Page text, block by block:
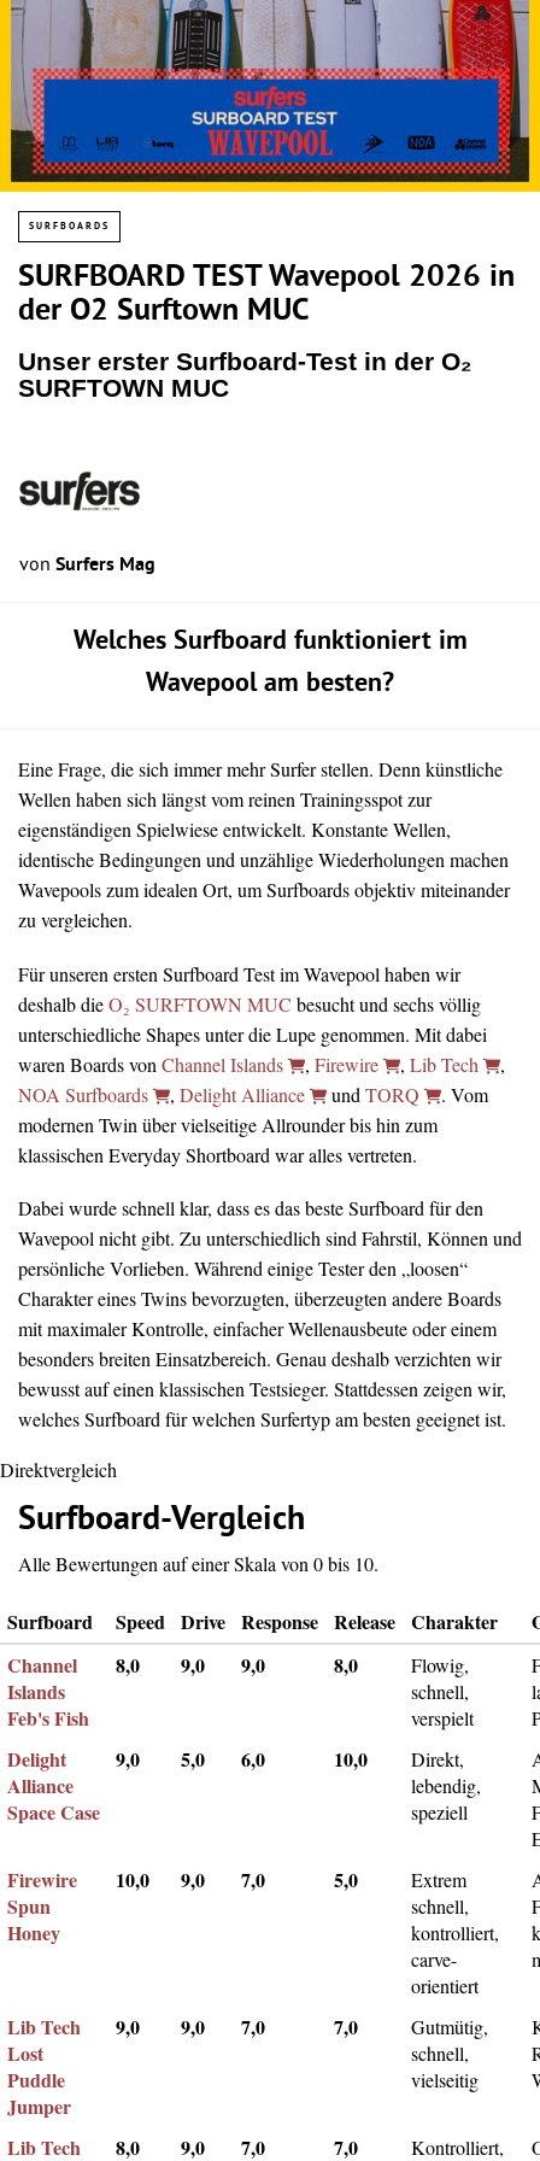
SURFBOARDS
SURFBOARD TEST Wavepool 2026 in
der O2 Surftown MUC
Unser erster Surfboard-Test in der O₂
SURFTOWN MUC
von Surfers Mag
Welches Surfboard funktioniert im
Wavepool am besten?
Eine Frage, die sich immer mehr Surfer stellen. Denn künstliche
Wellen haben sich längst vom reinen Trainingsspot zur
eigenständigen Spielwiese entwickelt. Konstante Wellen,
identische Bedingungen und unzählige Wiederholungen machen
Wavepools zum idealen Ort, um Surfboards objektiv miteinander
zu vergleichen.
Für unseren ersten Surfboard Test im Wavepool haben wir
deshalb dieO₂ SURFTOWN MUC besucht und sechs völlig
unterschiedliche Shapes unter die Lupe genommen. Mit dabei
waren Boards von Channel Islands , Firewire , Lib Tech
,
NOA Surfboards
, Delight Alliance und TORQ
. Vom
modernen Twin über vielseitige Allrounder bis hin zum
klassischen Everyday Shortboard war alles vertreten.
Dabei wurde schnell klar, dass es das beste Surfboard für den
Wavepool nicht gibt. Zu unterschiedlich sind Fahrstil, Können und
persönliche Vorlieben. Während einige Tester den „loosen“
Charakter eines Twins bevorzugten, überzeugten andere Boards
mit maximaler Kontrolle, einfacher Wellenausbeute oder einem
besonders breiten Einsatzbereich. Genau deshalb verzichten wir
bewusst auf einen klassischen Testsieger. Stattdessen zeigen wir,
welches Surfboard für welchen Surfertyp am besten geeignet ist.
Direktvergleich
Surfboard-Vergleich
Alle Bewertungen auf einer Skala von 0 bis 10.
Surfboard Speed Drive Response Release Charakter
Channel
Islands
Feb's Fish
8,0 9,0 9,0 8,0
Flowig,
schnell,
verspielt
Delight
Alliance
Space Case
9,0 5,0 6,0 10,0
Direkt,
lebendig,
speziell
Firewire
Spun
Honey
10,0 9,0 7,0 5,0
Extrem
schnell,
kontrolliert,
carve-
orientiert
Lib Tech
Lost
Puddle
Jumper
9,0 9,0 7,0 7,0
Gutmütig,
schnell,
vielseitig
Lib Tech
8,0 9,0 7,0 7,0 Kontrolliert,